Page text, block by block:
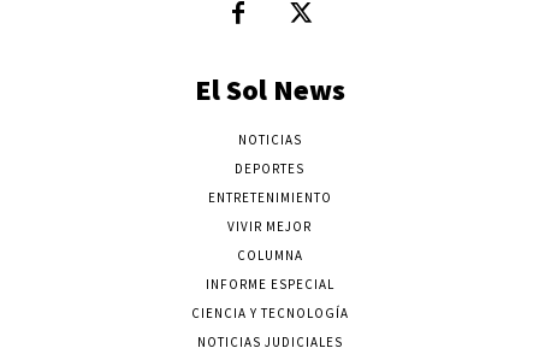
El Sol News
NOTICIAS
DEPORTES
ENTRETENIMIENTO
VIVIR MEJOR
COLUMNA
INFORME ESPECIAL
CIENCIA Y TECNOLOGÍA
NOTICIAS JUDICIALES